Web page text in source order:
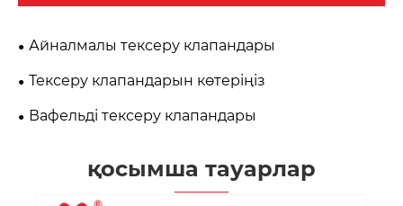
Айналмалы тексеру клапандары
Тексеру клапандарын көтеріңіз
Вафельді тексеру клапандары
қосымша тауарлар